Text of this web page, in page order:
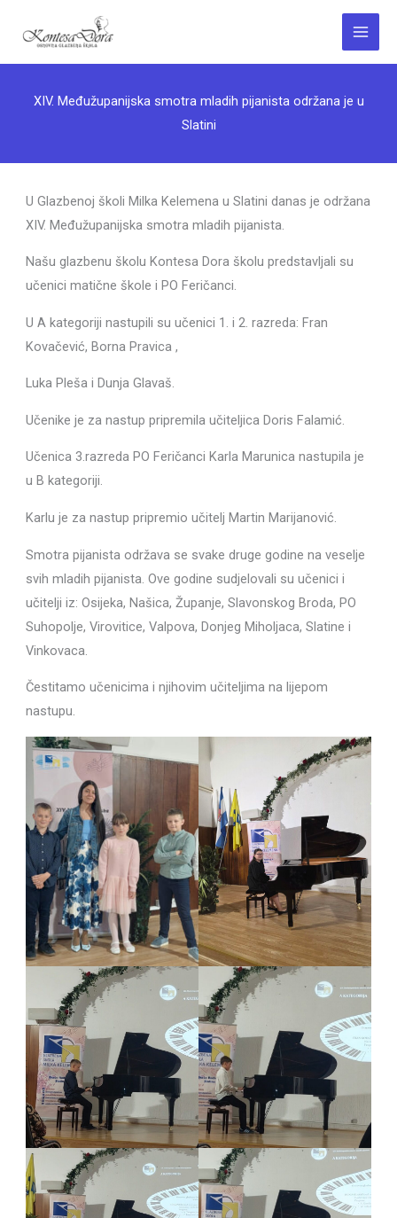
Main
XIV. Međužupanijska smotra mladih pijanista održana je u
Slatini
U Glazbenoj školi Milka Kelemena u Slatini danas je održana
XIV. Međužupanijska smotra mladih pijanista.
Našu glazbenu školu Kontesa Dora školu predstavljali su
učenici matične škole i PO Feričanci.
U A kategoriji nastupili su učenici 1. i 2. razreda: Fran
Kovačević, Borna Pravica ,
Luka Pleša i Dunja Glavaš.
Učenike je za nastup pripremila učiteljica Doris Falamić.
Učenica 3.razreda PO Feričanci Karla Marunica nastupila je
u B kategoriji.
Karlu je za nastup pripremio učitelj Martin Marijanović.
Smotra pijanista održava se svake druge godine na veselje
svih mladih pijanista. Ove godine sudjelovali su učenici i
učitelji iz: Osijeka, Našica, Županje, Slavonskog Broda, PO
Suhopolje, Virovitice, Valpova, Donjeg Miholjaca, Slatine i
Vinkovaca.
Čestitamo učenicima i njihovim učiteljima na lijepom
nastupu.